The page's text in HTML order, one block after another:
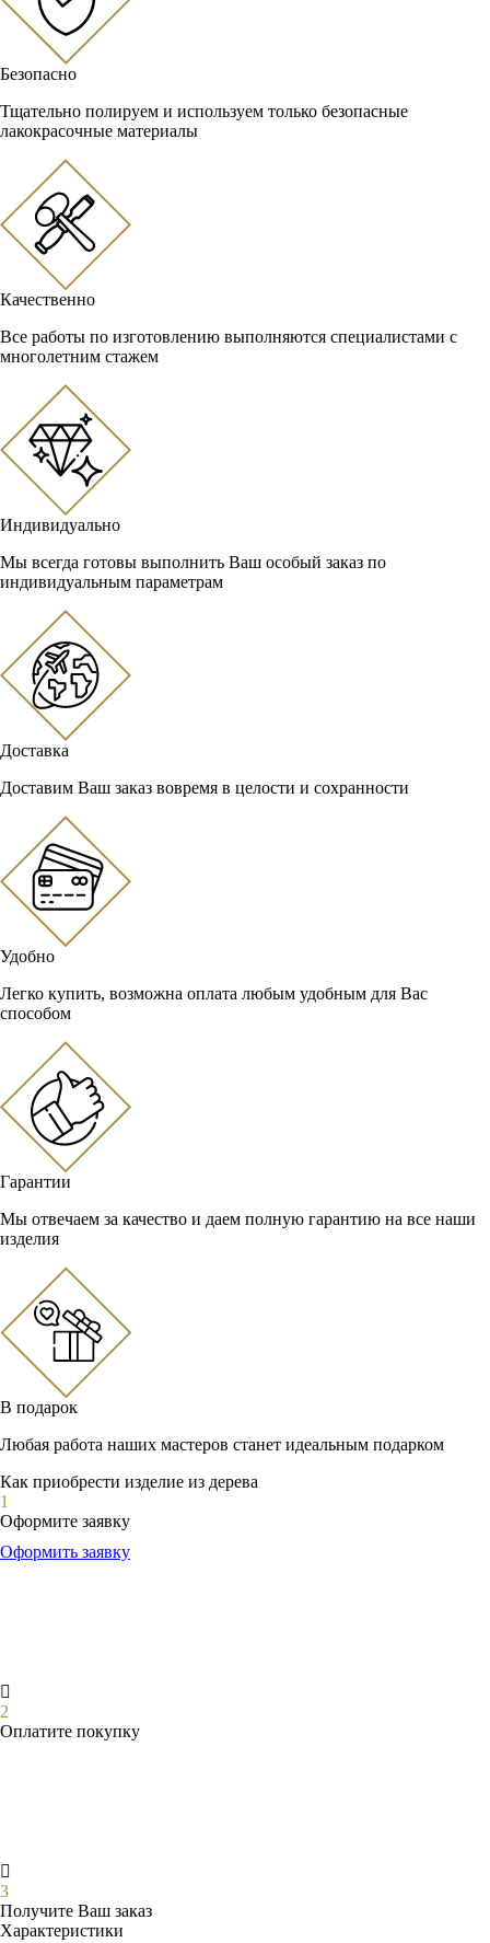
Безопасно
Тщательно полируем и используем только безопасные
лакокрасочные материалы
Качественно
Все работы по изготовлению выполняются специалистами с
многолетним стажем
Индивидуально
Мы всегда готовы выполнить Ваш особый заказ по
индивидуальным параметрам
Доставка
Доставим Ваш заказ вовремя в целости и сохранности
Удобно
Легко купить, возможна оплата любым удобным для Вас
способом
Гарантии
Мы отвечаем за качество и даем полную гарантию на все наши
изделия
В подарок
Любая работа наших мастеров станет идеальным подарком
Как приобрести изделие из дерева
1
Оформите заявку
Оформить заявку
2
Оплатите покупку
3
Получите Ваш заказ
Характеристики